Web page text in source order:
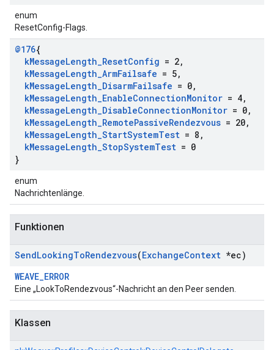
enum
ResetConfig-Flags.
@176{
kMessageLength_ResetConfig = 2,
kMessageLength_ArmFailsafe = 5,
kMessageLength_DisarmFailsafe = 0,
kMessageLength_EnableConnectionMonitor = 4,
kMessageLength_DisableConnectionMonitor = 0,
kMessageLength_RemotePassiveRendezvous = 20,
kMessageLength_StartSystemTest = 8 ,
kMessageLength_StopSystemTest = 0
}
enum
Nachrichtenlänge.
Funktionen
SendLookingToRendezvous(ExchangeContext *ec)
WEAVE_ERROR
Eine „LookToRendezvous“-Nachricht an den Peer senden.
Klassen